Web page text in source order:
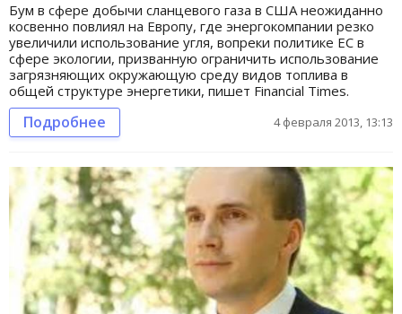
Бум в сфере добычи сланцевого газа в США неожиданно
косвенно повлиял на Европу, где энергокомпании резко
увеличили использование угля, вопреки политике ЕС в
сфере экологии, призванную ограничить использование
загрязняющих окружающую среду видов топлива в
общей структуре энергетики, пишет Financial Times.
Подробнее 4 февраля 2013, 13:13